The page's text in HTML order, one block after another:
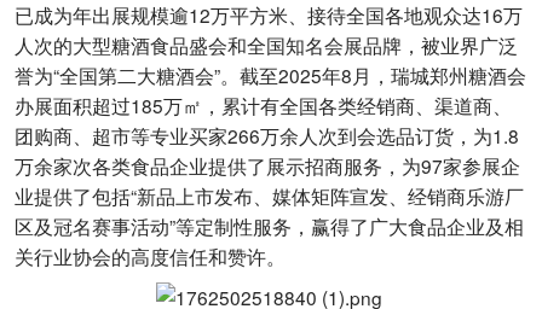
已成为年出展规模逾12万平方米、接待全国各地观众达16万
人次的大型糖酒食品盛会和全国知名会展品牌，被业界广泛
誉为“全国第二大糖酒会”。截至2025年8月，瑞城郑州糖酒会
办展面积超过185万㎡，累计有全国各类经销商、渠道商、
团购商、超市等专业买家266万余人次到会选品订货，为1.8
万余家次各类食品企业提供了展示招商服务，为97家参展企
业提供了包括“新品上市发布、媒体矩阵宣发、经销商乐游厂
区及冠名赛事活动”等定制性服务，赢得了广大食品企业及相
关行业协会的高度信任和赞许。